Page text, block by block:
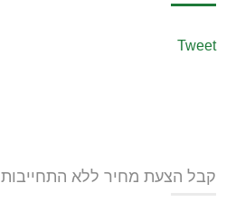
Tweet
קבל הצעת מחיר ללא התחייבות